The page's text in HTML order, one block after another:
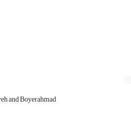
and Boyerahmad